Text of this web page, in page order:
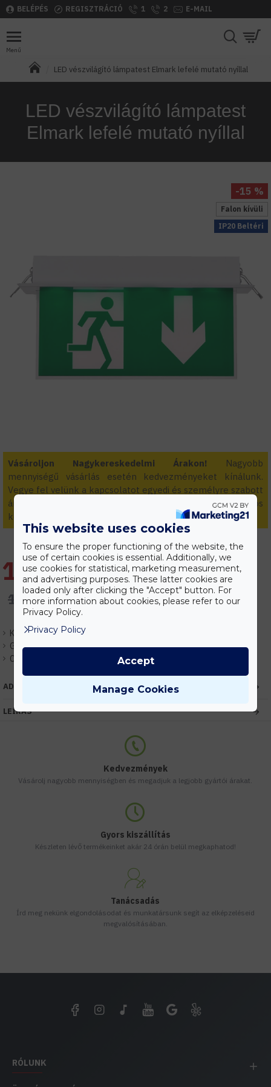
BELÉPÉS REGISZTRÁCIÓ 1 2 E-MAIL
LED vészvilágító lámpatest Elmark lefelé mutató nyíllal
LED vészvilágító lámpatest
Elmark lefelé mutató nyíllal
Falon kívüli
IP20 Beltéri
-15 %
Vásároljon Nagykereskedelmi Árakon!
Nagyobb
mennyiségű vásárlás esetén kedvezményeket kínálunk.
Vegye fel velünk a kapcsolatot egyedi és személyre szabott
áraiért! Kivitelezőknek és viszonteladóknak folyamatos
kedvezmények.
Készlet:Várhatóan 1-3 nap
Gyártó:Elmark
Cikkszám:
16.430 Ft
19.328 Ft
ADATOK
LEÍRÁS
Kedvezmények
Vásárolj nagyobb mennyiségben és megadjuk a legjobb gyártói árakat.
Gyors kiszállítás
Készleten lévő termékeinket akár 24 órán belül megkaphatod!
Tanácsadás
Írd meg nekünk elgondolásodat és munkatársunk segít az elképzeléseid
megvalósításában.
RÓLUNK
This website uses cookies
To ensure the proper functioning of the website, the
use of certain cookies is essential. Additionally, we
use cookies for statistical, marketing measurement,
and advertising purposes. These latter cookies are
loaded only after clicking the "Accept" button. For
more information about cookies, please refer to our
Privacy Policy.
Privacy Policy
Manage Cookies
Accept